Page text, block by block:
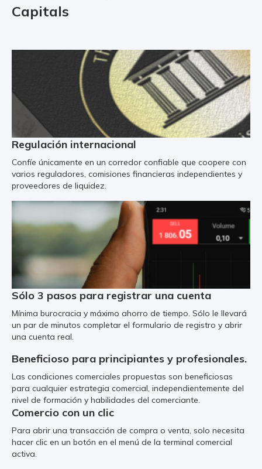
Capitals
Regulación internacional
Confíe únicamente en un corredor confiable que coopere con
varios reguladores, comisiones financieras independientes y
proveedores de liquidez.
Sólo 3 pasos para registrar una cuenta
Mínima burocracia y máximo ahorro de tiempo. Sólo le llevará
un par de minutos completar el formulario de registro y abrir
una cuenta real.
Beneficioso para principiantes y profesionales.
Las condiciones comerciales propuestas son beneficiosas
para cualquier estrategia comercial, independientemente del
nivel de formación y habilidades del comerciante.
Comercio con un clic
Para abrir una transacción de compra o venta, solo necesita
hacer clic en un botón en el menú de la terminal comercial
activa.